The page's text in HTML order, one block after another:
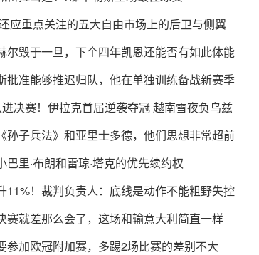
应重点关注的五大自由市场上的后卫与侧翼
尔毁于一旦，下个四年凯恩还能否有如此体能
批准能够推迟归队，他在单独训练备战新赛季
决赛！伊拉克首届逆袭夺冠 越南雪夜负乌兹
孙子兵法》和亚里士多德，他们思想非常超前
里·布朗和雷琼·塔克的优先续约权
11%！裁判负责人：底线是动作不能粗野失控
赛就差那么会了，这场和输意大利简直一样
参加欧冠附加赛，多踢2场比赛的差别不大